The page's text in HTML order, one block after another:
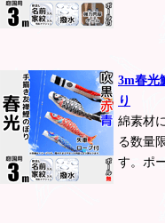
3m春光
り
綿素材
る数量
す。ポ